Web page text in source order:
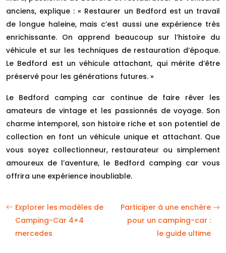
anciens, explique : « Restaurer un Bedford est un travail
de longue haleine, mais c’est aussi une expérience très
enrichissante. On apprend beaucoup sur l’histoire du
véhicule et sur les techniques de restauration d’époque.
Le Bedford est un véhicule attachant, qui mérite d’être
préservé pour les générations futures. »
Le Bedford camping car continue de faire rêver les
amateurs de vintage et les passionnés de voyage. Son
charme intemporel, son histoire riche et son potentiel de
collection en font un véhicule unique et attachant. Que
vous soyez collectionneur, restaurateur ou simplement
amoureux de l’aventure, le Bedford camping car vous
offrira une expérience inoubliable.
Explorer les modèles de
Camping-Car 4×4
mercedes
Participer à une enchère
pour un camping-car :
le guide ultime